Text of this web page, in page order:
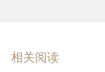
相关阅读